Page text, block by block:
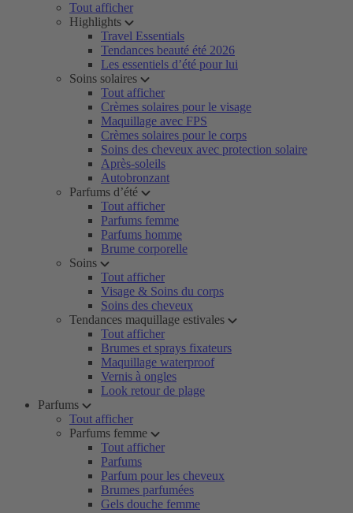
Tout afficher
Highlights
Travel Essentials
Tendances beauté été 2026
Les essentiels d’été pour lui
Soins solaires
Tout afficher
Crèmes solaires pour le visage
Maquillage avec FPS
Crèmes solaires pour le corps
Soins des cheveux avec protection solaire
Après-soleils
Autobronzant
Parfums d’été
Tout afficher
Parfums femme
Parfums homme
Brume corporelle
Soins
Tout afficher
Visage & Soins du corps
Soins des cheveux
Tendances maquillage estivales
Tout afficher
Brumes et sprays fixateurs
Maquillage waterproof
Vernis à ongles
Look retour de plage
Parfums
Tout afficher
Parfums femme
Tout afficher
Parfums
Parfum pour les cheveux
Brumes parfumées
Gels douche femme